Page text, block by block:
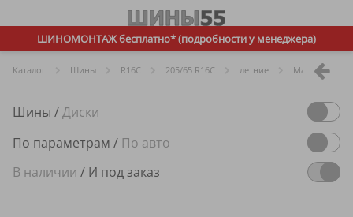
ШИНОМОНТАЖ бесплатно* (подробности у менеджера)
Каталог Шины R16C 205/65 R16C летние Maxxis
Шины /Диски
По параметрам / По авто
В наличии / И под заказ